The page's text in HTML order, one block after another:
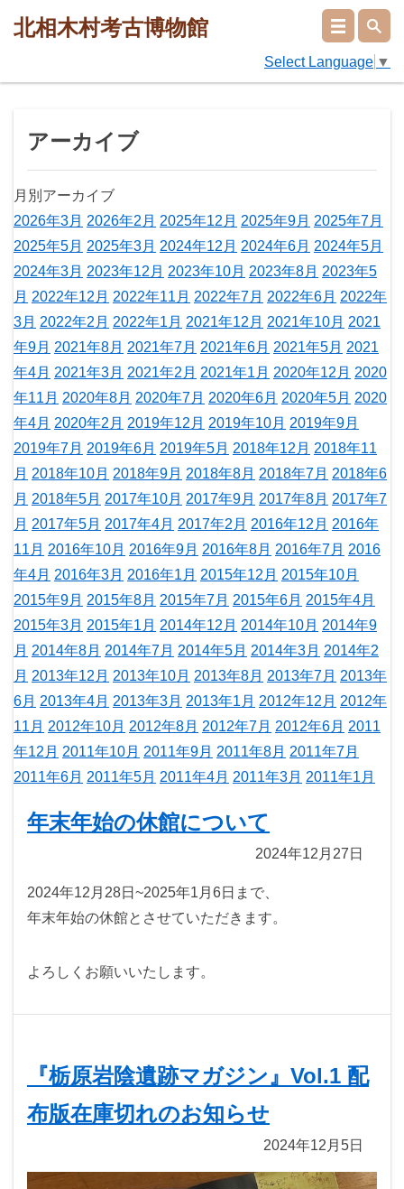
北相木村考古博物館
Select Language ▼
アーカイブ
月別アーカイブ
2026年3月 2026年2月 2025年12月 2025年9月 2025年7月
2025年5月 2025年3月 2024年12月 2024年6月 2024年5月
2024年3月 2023年12月 2023年10月 2023年8月 2023年5
月 2022年12月 2022年11月 2022年7月 2022年6月 2022年
3月 2022年2月 2022年1月 2021年12月 2021年10月 2021
年9月 2021年8月 2021年7月 2021年6月 2021年5月 2021
年4月 2021年3月 2021年2月 2021年1月 2020年12月 2020
年11月 2020年8月 2020年7月 2020年6月 2020年5月 2020
年4月 2020年2月 2019年12月 2019年10月 2019年9月
2019年7月 2019年6月 2019年5月 2018年12月 2018年11
月 2018年10月 2018年9月 2018年8月 2018年7月 2018年6
月 2018年5月 2017年10月 2017年9月 2017年8月 2017年7
月 2017年5月 2017年4月 2017年2月 2016年12月 2016年
11月 2016年10月 2016年9月 2016年8月 2016年7月 2016
年4月 2016年3月 2016年1月 2015年12月 2015年10月
2015年9月 2015年8月 2015年7月 2015年6月 2015年4月
2015年3月 2015年1月 2014年12月 2014年10月 2014年9
月 2014年8月 2014年7月 2014年5月 2014年3月 2014年2
月 2013年12月 2013年10月 2013年8月 2013年7月 2013年
6月 2013年4月 2013年3月 2013年1月 2012年12月 2012年
11月 2012年10月 2012年8月 2012年7月 2012年6月 2011
年12月 2011年10月 2011年9月 2011年8月 2011年7月
2011年6月 2011年5月 2011年4月 2011年3月 2011年1月
年末年始の休館について
2024年12月27日
2024年12月28日~2025年1月6日まで、
年末年始の休館とさせていただきます。
よろしくお願いいたします。
『栃原岩陰遺跡マガジン』Vol.1 配
布版在庫切れのお知らせ
2024年12月5日